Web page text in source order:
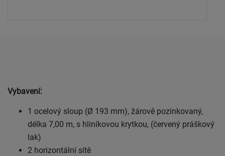
Vybavení:
1 ocelový sloup (Ø 193 mm), žárově pozinkovaný,
délka 7,00 m, s hliníkovou krytkou, (červený práškový
lak)
2 horizontální sítě